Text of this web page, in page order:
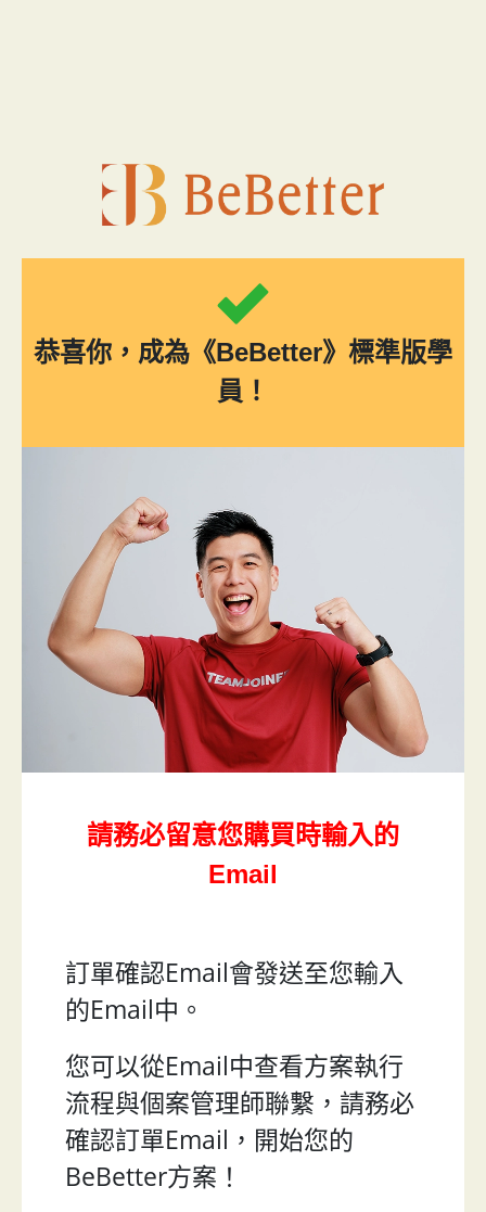
恭喜你，成為《BeBetter》標準版學
員！
請務必留意您購買時輸入的
Email
訂單確認Email會發送至您輸入
的Email中。
您可以從Email中查看方案執行
流程與個案管理師聯繫，請務必
確認訂單Email，開始您的
BeBetter方案！